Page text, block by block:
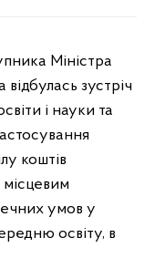
зустріч
і науки та
коштів
умов у
освіту, в